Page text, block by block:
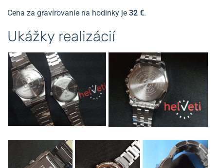
Cena za gravírovanie na hodinky je 32 €.
Ukážky realizácií